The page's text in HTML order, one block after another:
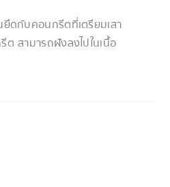
ยึดกับคอนกรีตที่เตรียมเสา
ต สามารถฝังลงไปในเนื้อ